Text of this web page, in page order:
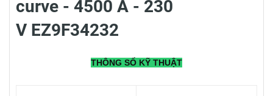
curve - 4500 A - 230
V EZ9F34232
THÔNG SỐ KỸ THUẬT